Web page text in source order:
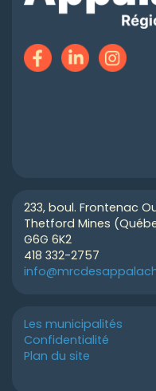
233, boul. Frontenac
Thetford Mines
G6G 6K2
418 332-2757
Les municipalités
Confidentialité
Plan du site